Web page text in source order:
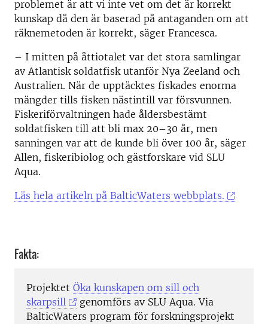
problemet är att vi inte vet om det är korrekt
kunskap då den är baserad på antaganden om att
räknemetoden är korrekt, säger Francesca.
– I mitten på åttiotalet var det stora samlingar
av Atlantisk soldatfisk utanför Nya Zeeland och
Australien. När de upptäcktes fiskades enorma
mängder tills fisken nästintill var försvunnen.
Fiskeriförvaltningen hade åldersbestämt
soldatfisken till att bli max 20–30 år, men
sanningen var att de kunde bli över 100 år, säger
Allen, fiskeribiolog och gästforskare vid SLU
Aqua.
Läs hela artikeln på BalticWaters webbplats.
Fakta:
Projektet Öka kunskapen om sill och
skarpsill
genomförs av SLU Aqua. Via
BalticWaters program för forskningsprojekt